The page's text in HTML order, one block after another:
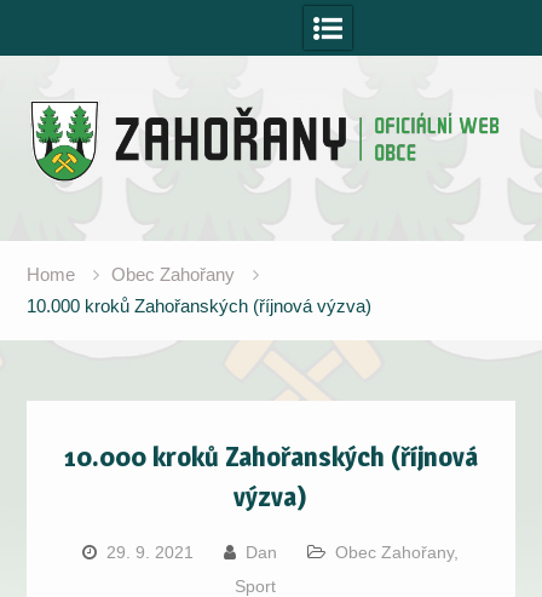
Home
Obec Zahořany
10.000 kroků Zahořanských (říjnová výzva)
10.000 kroků Zahořanských (říjnová
výzva)
29. 9. 2021 Dan Obec Zahořany,
Sport